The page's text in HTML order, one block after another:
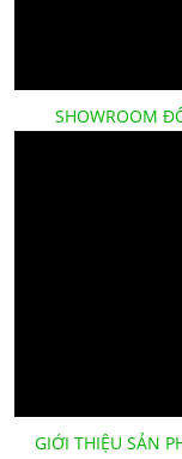
SHOWROOM
GIỚI THIỆU SẢN